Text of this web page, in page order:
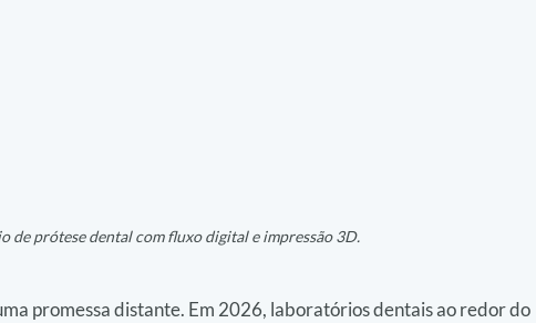
de prótese dental com fluxo digital e impressão 3D.
promessa distante. Em 2026, laboratórios dentais ao redor do